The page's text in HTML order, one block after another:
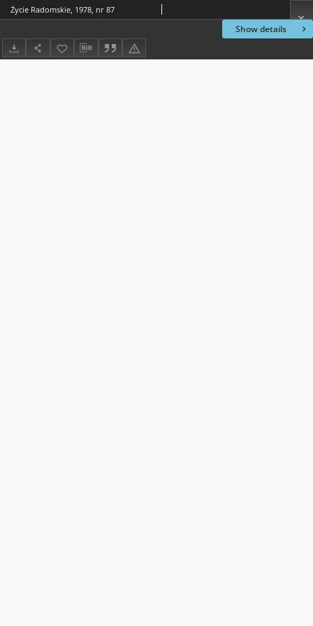
Show details
Życie Radomskie, 1978, nr 87